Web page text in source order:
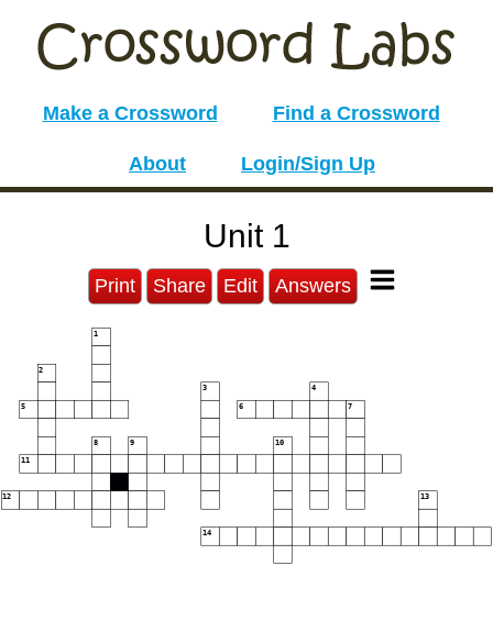
Make a Crossword Find a Crossword
About Login/Sign Up
Unit 1
Print Share Edit Answers
1
2
3 4
5 6 7
8 9 10
11
12 13
14